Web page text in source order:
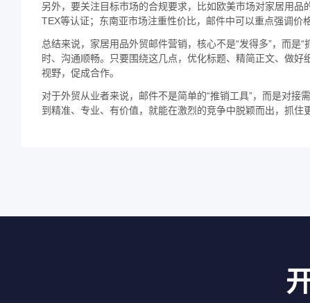
另外，要关注目标市场的合规要求，比如欧美市场对家居用
TEX等认证；东南亚市场注重性价比，邮件中可以重点强调价
总结来说，家居用品外贸邮件营销，核心不是“发得多”，而是
时、沟通顺畅。只要围绕这几点，优化标题、精简正文、做
视野，促成合作。
对于外贸从业者来说，邮件不是简单的“推销工具”，而是对
到精准、专业、有价值，就能在激烈的竞争中脱颖而出，抓住